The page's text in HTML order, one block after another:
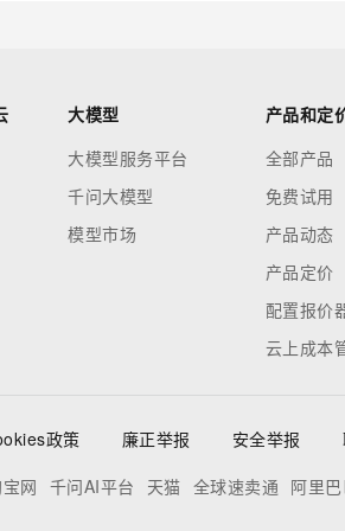
大模型
大模型服务平台
千问大模型
模型市场
产品和定
全部产品
免费试用
产品动态
产品定价
配置报价
云上成本
政策 廉正举报 安全举报
网 千问AI平台 天猫 全球速卖通 阿里